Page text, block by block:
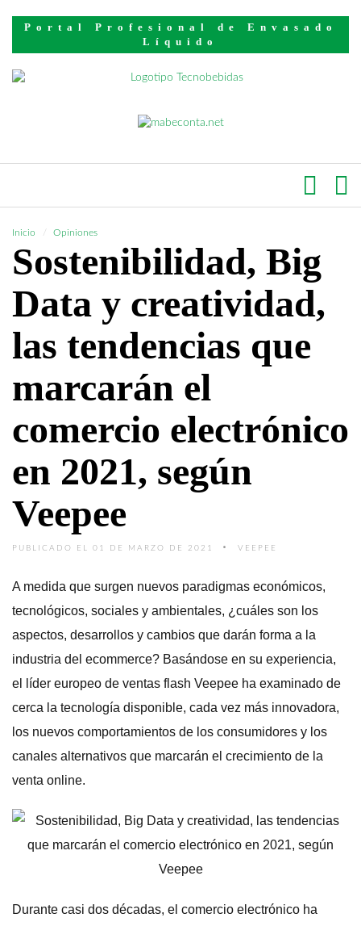
Portal Profesional de Envasado
Líquido
Inicio Opiniones
Sostenibilidad, Big
Data y creatividad,
las tendencias que
marcarán el
comercio electrónico
en 2021, según
Veepee
PUBLICADO EL 01 DE MARZO DE 2021 VEEPEE
A medida que surgen nuevos paradigmas económicos,
tecnológicos, sociales y ambientales, ¿cuáles son los
aspectos, desarrollos y cambios que darán forma a la
industria del ecommerce? Basándose en su experiencia,
el líder europeo de ventas flash Veepee ha examinado de
cerca la tecnología disponible, cada vez más innovadora,
los nuevos comportamientos de los consumidores y los
canales alternativos que marcarán el crecimiento de la
venta online.
Durante casi dos décadas, el comercio electrónico ha